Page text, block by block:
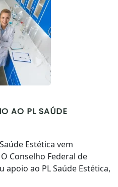
AO PL SAÚDE
Estética vem
Conselho Federal de
apoio ao PL Saúde Estética,